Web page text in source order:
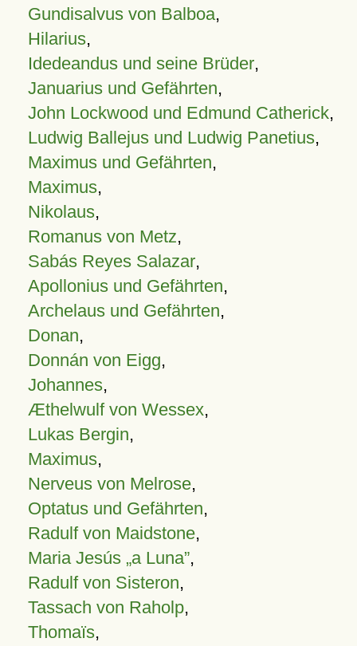
Gundisalvus von Balboa,
Hilarius,
Idedeandus und seine Brüder,
Januarius und Gefährten,
John Lockwood und Edmund Catherick,
Ludwig Ballejus und Ludwig Panetius,
Maximus und Gefährten,
Maximus,
Nikolaus,
Romanus von Metz,
Sabás Reyes Salazar,
Apollonius und Gefährten,
Archelaus und Gefährten,
Donan,
Donnán von Eigg,
Johannes,
Æthelwulf von Wessex,
Lukas Bergin,
Maximus,
Nerveus von Melrose,
Optatus und Gefährten,
Radulf von Maidstone,
Maria Jesús „a Luna”,
Radulf von Sisteron,
Tassach von Raholp,
Thomaïs,